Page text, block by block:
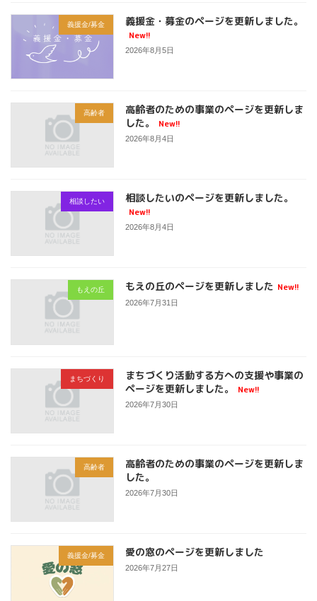
義援金/募金 義援金・募金のページを更新しました。
New!!
2026年8月5日
高齢者
高齢者のための事業のページを更新しま
した。
New!!
2026年8月4日
相談したい 相談したいのページを更新しました。
New!!
2026年8月4日
もえの丘 もえの丘のページを更新しました New!!
2026年7月31日
まちづくり
まちづくり活動する方への支援や事業の
ページを更新しました。
New!!
2026年7月30日
高齢者
高齢者のための事業のページを更新しま
した。
2026年7月30日
義援金/募金 愛の窓のページを更新しました
2026年7月27日